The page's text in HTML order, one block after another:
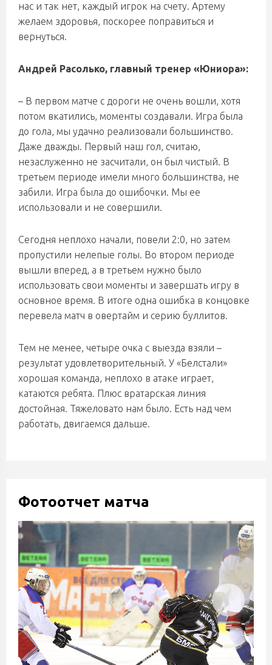
нас и так нет, каждый игрок на счету. Артему
желаем здоровья, поскорее поправиться и
вернуться.
Андрей Расолько, главный тренер «Юниора»:
– В первом матче с дороги не очень вошли, хотя
потом вкатились, моменты создавали. Игра была
до гола, мы удачно реализовали большинство.
Даже дважды. Первый наш гол, считаю,
незаслуженно не засчитали, он был чистый. В
третьем периоде имели много большинства, не
забили. Игра была до ошибочки. Мы ее
использовали и не совершили.
Сегодня неплохо начали, повели 2:0, но затем
пропустили нелепые голы. Во втором периоде
вышли вперед, а в третьем нужно было
использовать свои моменты и завершать игру в
основное время. В итоге одна ошибка в концовке
перевела матч в овертайм и серию буллитов.
Тем не менее, четыре очка с выезда взяли –
результат удовлетворительный. У «Белстали»
хорошая команда, неплохо в атаке играет,
катаются ребята. Плюс вратарская линия
достойная. Тяжеловато нам было. Есть над чем
работать, двигаемся дальше.
Фотоотчет матча